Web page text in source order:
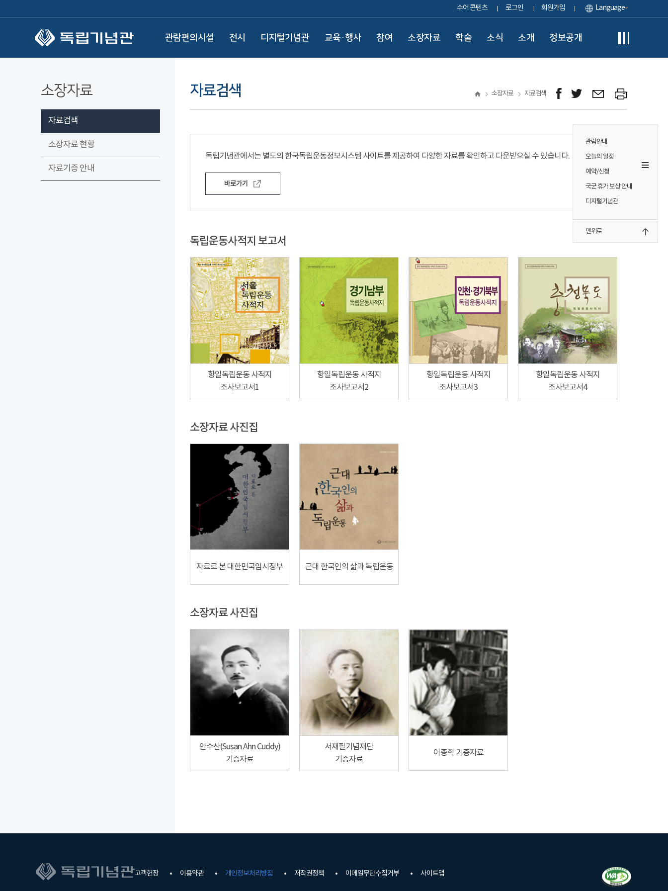
수어 콘텐츠 로그인 회원가입 Language
관람편의시설 전시 디지털기념관 교육·행사 참여 소장자료 학술 소식 소개 정보공개
관람안내
오늘의 일정
예약/신청
국군 휴가 보상 안내
디지털기념관
맨위로
소장자료
자료검색
소장자료 현황
자료기증 안내
자료검색 소장자료 자료검색
독립기념관에서는 별도의 한국독립운동정보시스템 사이트를 제공하여 다양한 자료를 확인하고 다운받으실 수 있습니다.
바로가기
독립운동사적지 보고서
항일독립운동 사적지
조사보고서1
항일독립운동 사적지
조사보고서2
항일독립운동 사적지
조사보고서3
항일독립운동 사적지
조사보고서4
소장자료 사진집
자료로 본 대한민국임시정부 근대 한국인의 삶과 독립운동
소장자료 사진집
안수산(Susan Ahn Cuddy)
기증자료
서재필기념재단
기증자료
이종학 기증자료
고객헌장 이용약관 개인정보처리방침 저작권정책 이메일무단수집거부 사이트맵